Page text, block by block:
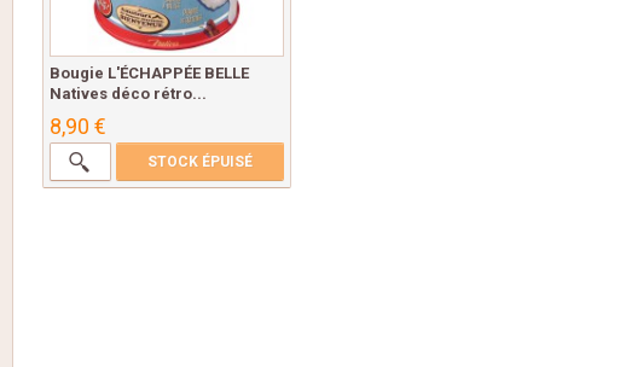
Bougie L'ÉCHAPPÉE BELLE
Natives déco rétro...
8,90 €
STOCK ÉPUISÉ